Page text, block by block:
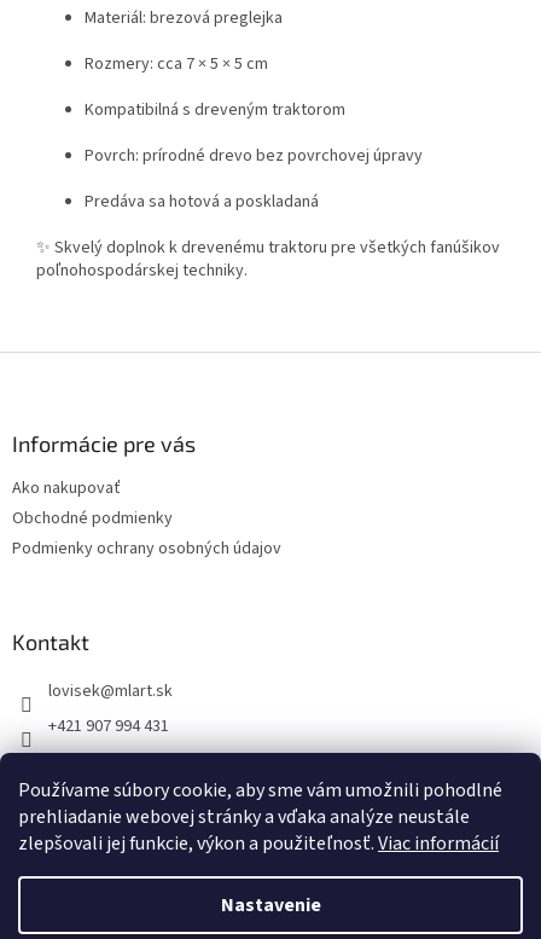
Používame súbory cookie, aby sme vám umožnili pohodlné
prehliadanie webovej stránky a vďaka analýze neustále
zlepšovali jej funkcie, výkon a použiteľnosť.Viac informácií
Nastavenie
Materiál: brezová preglejka
Rozmery: cca 7 × 5 × 5 cm
Kompatibilná s dreveným traktorom
Povrch: prírodné drevo bez povrchovej úpravy
Predáva sa hotová a poskladaná
✨ Skvelý doplnok k drevenému traktoru pre všetkých fanúšikov
poľnohospodárskej techniky.
Informácie pre vás
Ako nakupovať
Obchodné podmienky
Podmienky ochrany osobných údajov
Kontakt
lovisek@mlart.sk
+421 907 994 431
lovisekmarek
Vytvoril Shoptet